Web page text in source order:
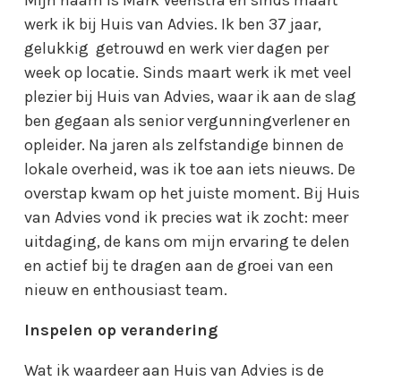
werk ik bij Huis van Advies. Ik ben 37 jaar,
gelukkig getrouwd en werk vier dagen per
week op locatie. Sinds maart werk ik met veel
plezier bij Huis van Advies, waar ik aan de slag
ben gegaan als senior vergunningverlener en
opleider. Na jaren als zelfstandige binnen de
lokale overheid, was ik toe aan iets nieuws. De
overstap kwam op het juiste moment. Bij Huis
van Advies vond ik precies wat ik zocht: meer
uitdaging, de kans om mijn ervaring te delen
en actief bij te dragen aan de groei van een
nieuw en enthousiast team.
Inspelen op verandering
Wat ik waardeer aan Huis van Advies is de